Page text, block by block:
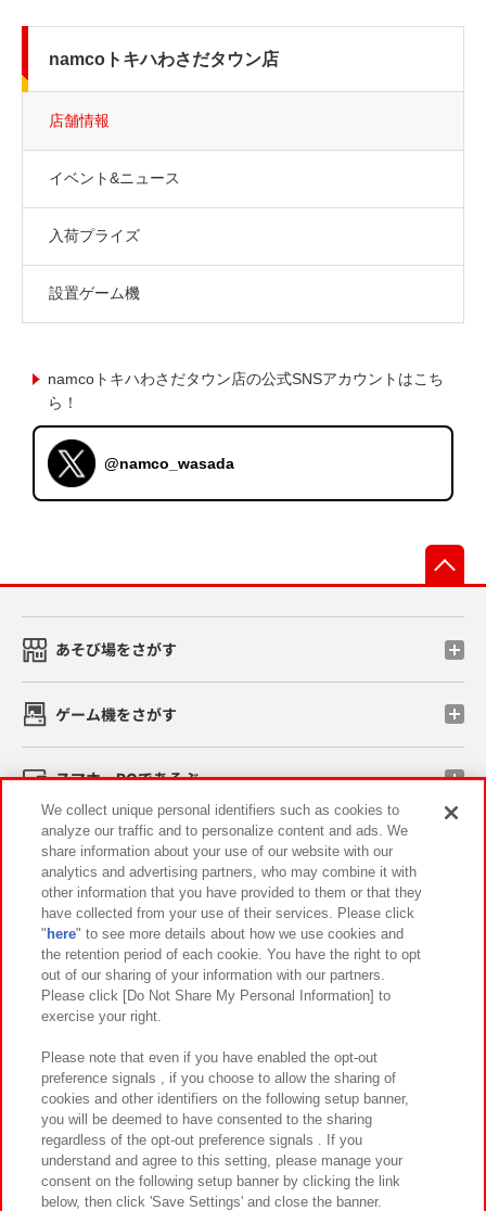
namcoトキハわさだタウン店
店舗情報
イベント&ニュース
入荷プライズ
設置ゲーム機
namcoトキハわさだタウン店の公式SNSアカウントはこち
ら！
@namco_wasada
あそび場をさがす
ゲーム機をさがす
スマホ・PCであそぶ
イベント・キャンペーン
関連会社 サステナビリティ サイトポリシー
プライバシーポリシー ウェブアクセシビリティ方針と検証結果
お取引先さまとともに
カスタマーハラスメント対応方針 よくあるご質問・お問い合わせ
We collect unique personal identifiers such as cookies to
analyze our traffic and to personalize content and ads. We
share information about your use of our website with our
analytics and advertising partners, who may combine it with
other information that you have provided to them or that they
have collected from your use of their services. Please click
" here" to see more details about how we use cookies and
the retention period of each cookie. You have the right to opt
out of our sharing of your information with our partners.
Please click [Do Not Share My Personal Information] to
exercise your right.
Please note that even if you have enabled the opt-out
preference signals , if you choose to allow the sharing of
cookies and other identifiers on the following setup banner,
you will be deemed to have consented to the sharing
regardless of the opt-out preference signals . If you
understand and agree to this setting, please manage your
consent on the following setup banner by clicking the link
below, then click 'Save Settings' and close the banner.